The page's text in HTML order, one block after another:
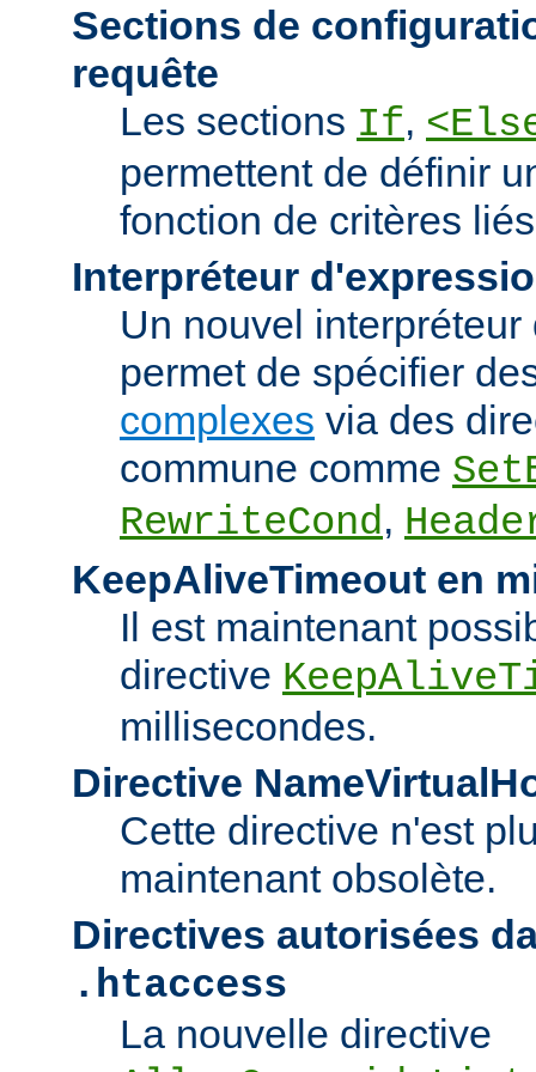
Sections de
requête
Les sections If,
permettent de définir
fonction de critères
Interpréteur
Un nouvel
permet de spécifier
complexes via des
commune comme
RewriteCond,
KeepAliveTimeout en
Il est maintenant
directive
millisecondes.
Directive
Cette directive n'est
maintenant obsolète.
Directives autorisées
.htaccess
La nouvelle directive